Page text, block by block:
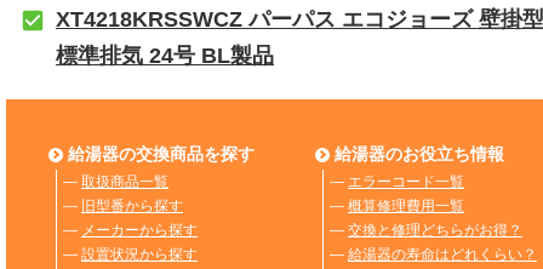
XT4218KRSSWCZ パーパス エコジョーズ 壁掛型
標準排気 24号 BL製品
給湯器の交換商品を探す
― 取扱商品一覧
― 旧型番から探す
― メーカーから探す
― 設置状況から探す
給湯器のお役立ち情報
― エラーコード一覧
― 概算修理費用一覧
― 交換と修理どちらがお得？
― 給湯器の寿命はどれくらい？